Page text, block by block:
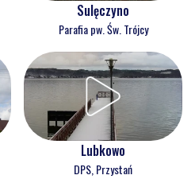
Sulęczyno
Parafia pw. Św. Trójcy
Lubkowo
DPS, Przystań